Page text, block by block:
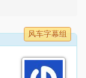
风车字幕组